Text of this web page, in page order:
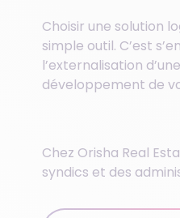
Choisir une solution
simple outil. C’est
l’externalisation
développement de
Chez Orisha Real
syndics et des